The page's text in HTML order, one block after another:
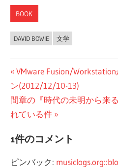
BOOK
DAVID BOWIE 文学
投
稿
ナ
ビ
前
の
投
稿:
VMware Fusion/
ン(2012/12/10-13)
次
の
稿:
間章の『時代の未明から来
れている件
1件のコメント
ピンバック: